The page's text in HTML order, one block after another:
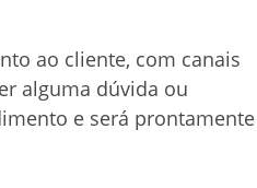
ao cliente, com canais
alguma dúvida ou
e será prontamente